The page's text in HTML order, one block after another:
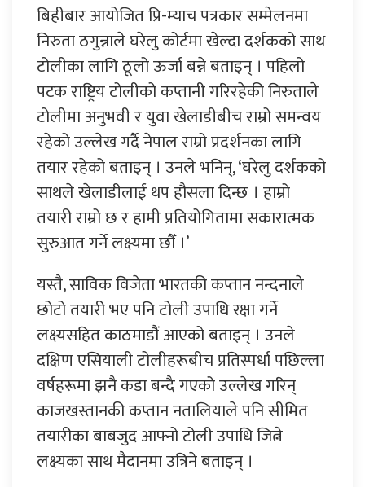
बिहीबार आयोजित प्रि-म्याच पत्रकार सम्मेलनमा
निरुता ठगुन्नाले घरेलु कोर्टमा खेल्दा दर्शकको साथ
टोलीका लागि ठूलो ऊर्जा बन्ने बताइन् । पहिलो
पटक राष्ट्रिय टोलीको कप्तानी गरिरहेकी निरुताले
टोलीमा अनुभवी र युवा खेलाडीबीच राम्रो समन्वय
रहेको उल्लेख गर्दै नेपाल राम्रो प्रदर्शनका लागि
तयार रहेको बताइन् । उनले भनिन्, ‘घरेलु दर्शकको
साथले खेलाडीलाई थप हौसला दिन्छ । हाम्रो
तयारी राम्रो छ र हामी प्रतियोगितामा सकारात्मक
सुरुआत गर्ने लक्ष्यमा छौँ ।’
यस्तै, साविक विजेता भारतकी कप्तान नन्दनाले
छोटो तयारी भए पनि टोली उपाधि रक्षा गर्ने
लक्ष्यसहित काठमाडौं आएको बताइन् । उनले
दक्षिण एसियाली टोलीहरूबीच प्रतिस्पर्धा पछिल्ला
वर्षहरूमा झनै कडा बन्दै गएको उल्लेख गरिन्
काजखस्तानकी कप्तान नतालियाले पनि सीमित
तयारीका बाबजुद आफ्नो टोली उपाधि जित्ने
लक्ष्यका साथ मैदानमा उत्रिने बताइन् ।